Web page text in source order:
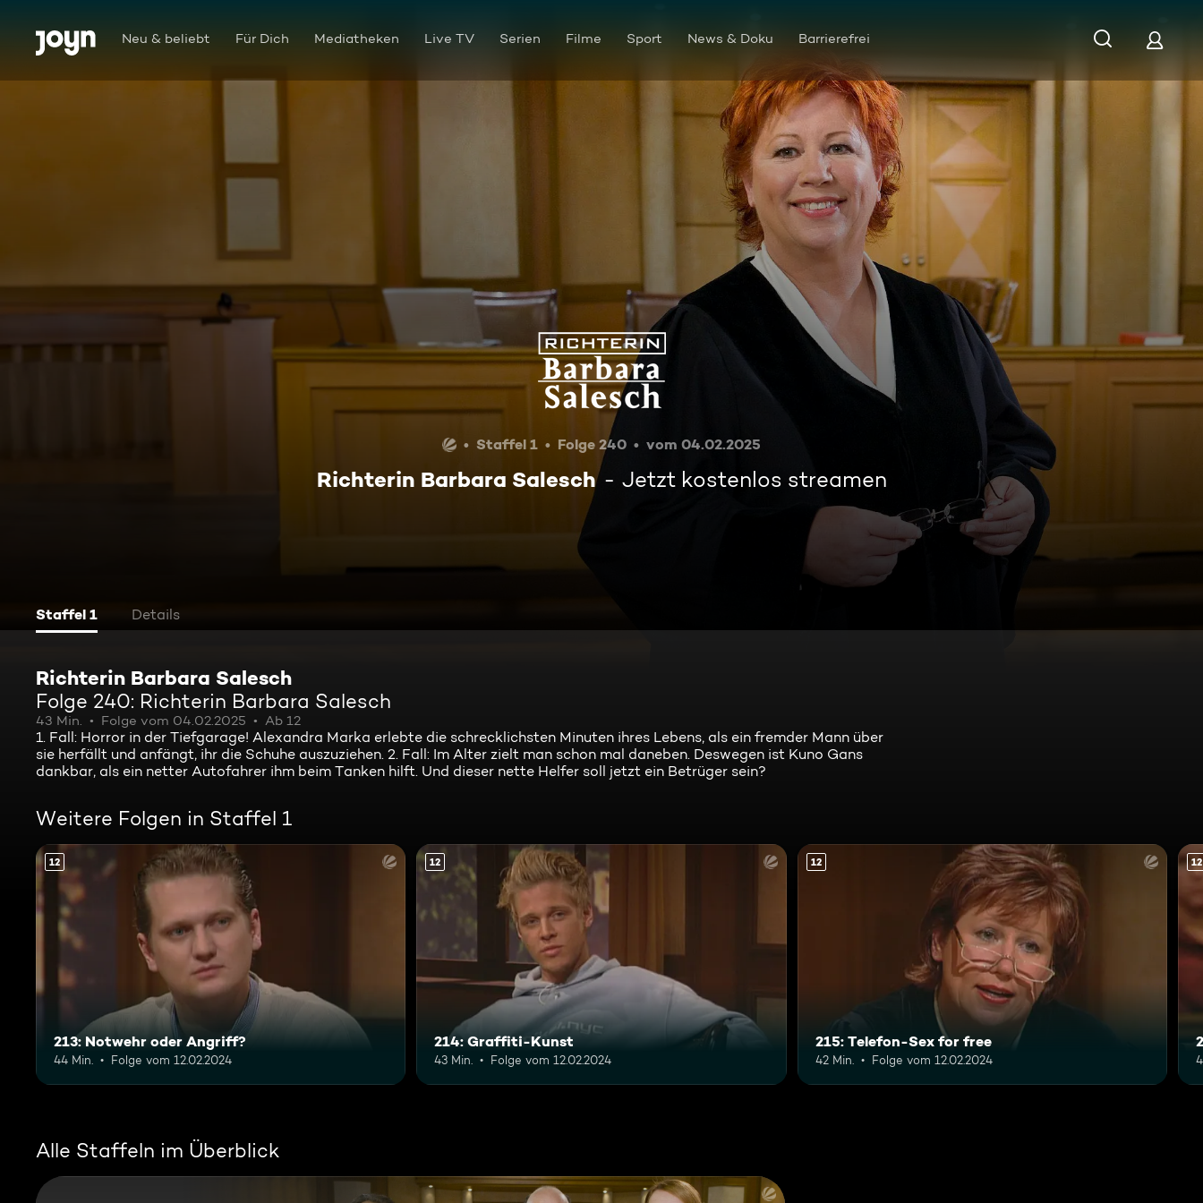
Zum Inhalt springen
Barrierefrei Neu & beliebt Für Dich Mediatheken Live TV Serien Filme Sport News & Doku Barrierefrei
Richterin Barbara Salesch
Staffel 1 Folge 240 vom 04.02.2025
Richterin Barbara Salesch Jetzt kostenlos streamen
Staffel 1 Details
Richterin Barbara Salesch
Folge 240: Richterin Barbara Salesch
43 Min. Folge vom 04.02.2025 Ab 12
1. Fall: Horror in der Tiefgarage! Alexandra Marka erlebte die schrecklichsten Minuten ihres Lebens, als ein fremder Mann über
sie herfällt und anfängt, ihr die Schuhe auszuziehen. 2. Fall: Im Alter zielt man schon mal daneben. Deswegen ist Kuno Gans
dankbar, als ein netter Autofahrer ihm beim Tanken hilft. Und dieser nette Helfer soll jetzt ein Betrüger sein?
Weitere Folgen in Staffel 1
12
213: Notwehr oder Angriff?
44 Min. Folge vom 12.02.2024
12
214: Graffiti-Kunst
43 Min. Folge vom 12.02.2024
12
215: Telefon-Sex for free
42 Min. Folge vom 12.02.2024
12
Alle Staffeln im Überblick